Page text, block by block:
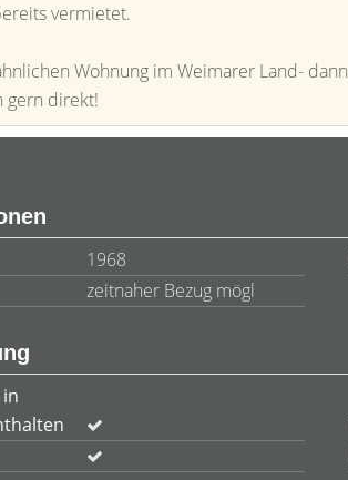
vermietet.
Wohnung im Weimarer Land- dann
gern direkt!
1968
zeitnaher Bezug mögl